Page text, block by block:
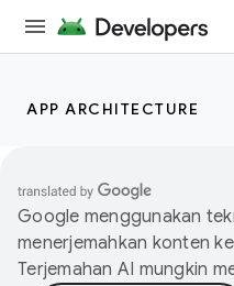
APP ARCHITECTURE
Google menggunakan
menerjemahkan konten
Terjemahan AI mungkin